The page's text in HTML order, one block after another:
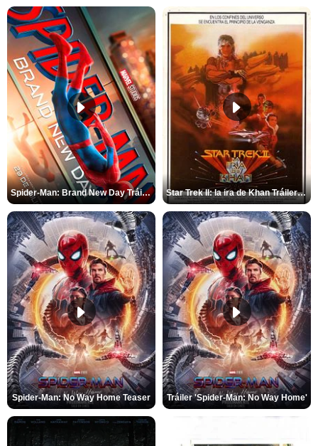
Spider-Man: Brand New Day Tráiler (3) Star Trek II: la ira de Khan Tráiler VO
Spider-Man: No Way Home Teaser Tráiler 'Spider-Man: No Way Home'